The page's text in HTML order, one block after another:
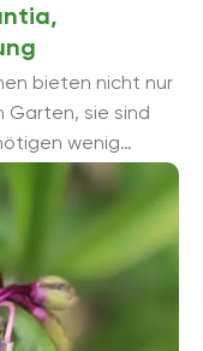
bieten nicht nur
Garten, sie sind
wenig